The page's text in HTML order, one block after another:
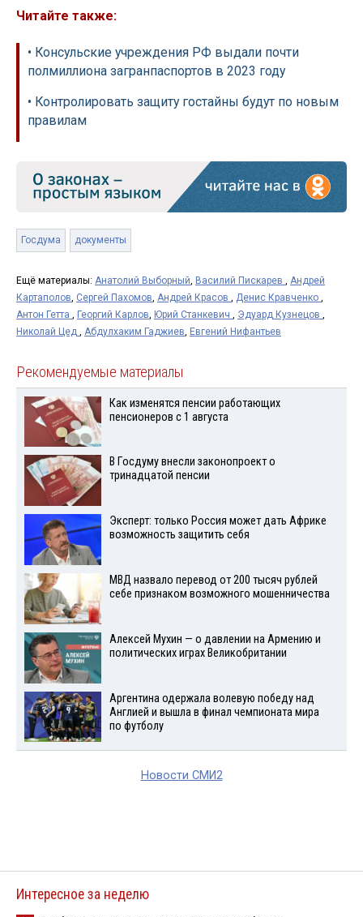
Читайте также:
• Консульские учреждения РФ выдали почти
полмиллиона загранпаспортов в 2023 году
• Контролировать защиту гостайны будут по новым
правилам
Госдума документы
Ещё материалы: Анатолий Выборный Василий Пискарев
Андрей
Картаполов Сергей Пахомов Андрей Красов Денис Кравченко
Антон Гетта
Георгий Карлов Юрий Станкевич Эдуард Кузнецов
Николай Цед
Абдулхаким Гаджиев Евгений Нифантьев
Рекомендуемые материалы
Как изменятся пенсии работающих
пенсионеров с 1 августа
В Госдуму внесли законопроект о
тринадцатой пенсии
Эксперт: только Россия может дать Африке
возможность защитить себя
МВД назвало перевод от 200 тысяч рублей
себе признаком возможного мошенничества
Алексей Мухин — о давлении на Армению и
политических играх Великобритании
Аргентина одержала волевую победу над
Англией и вышла в финал чемпионата мира
по футболу
Новости СМИ2
Интересное за неделю